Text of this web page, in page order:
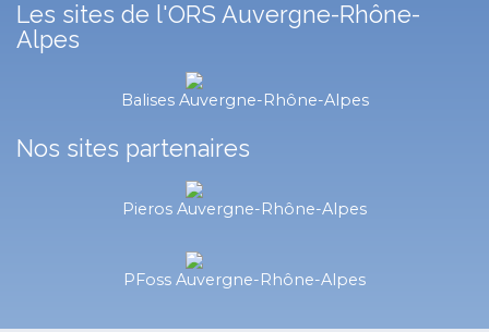
Les sites de l'ORS Auvergne-Rhône-
Alpes
Balises Auvergne-Rhône-Alpes
Nos sites partenaires
Pieros Auvergne-Rhône-Alpes
PFoss Auvergne-Rhône-Alpes